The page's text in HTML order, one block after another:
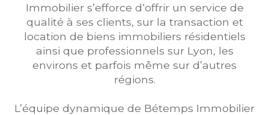
Immobilier s’efforce d‘offrir un service de
qualité à ses clients, sur la transaction et
location de biens immobiliers résidentiels
ainsi que professionnels sur Lyon, les
environs et parfois même sur d’autres
régions.
L’équipe dynamique de Bétemps Immobilier